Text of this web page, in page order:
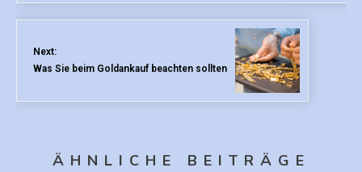
Next:
Was Sie beim Goldankauf beachten sollten
ÄHNLICHE BEITRÄGE